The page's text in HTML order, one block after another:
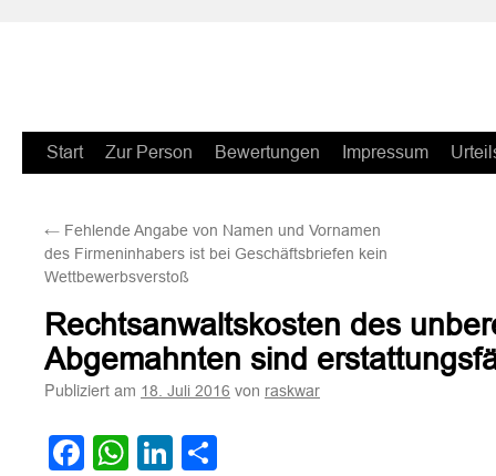
Zum
springen
Start Zur Person Bewertungen Impressum
← Fehlende Angabe von Namen und Vornamen
des Firmeninhabers ist bei Geschäftsbriefen kein
Wettbewerbsverstoß
Rechtsanwaltskosten des
Abgemahnten sind
Publiziert am 18. Juli 2016 von raskwar
Facebook
WhatsApp
LinkedIn